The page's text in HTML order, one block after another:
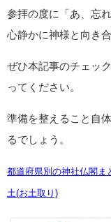
参拝の度に「あ、忘
心静かに神様と向き
ぜひ本記事のチェッ
ってください。
準備を整えること自
るでしょう。
都道府県別の神社仏閣
土(お土取り)